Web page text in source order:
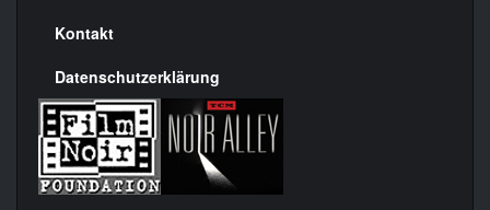
Kontakt
Datenschutzerklärung